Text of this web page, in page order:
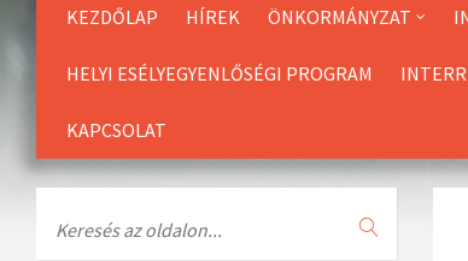
KEZDŐLAP HÍREK ÖNKORMÁNYZAT
HELYI ESÉLYEGYENLŐSÉGI PROGRAM
KAPCSOLAT